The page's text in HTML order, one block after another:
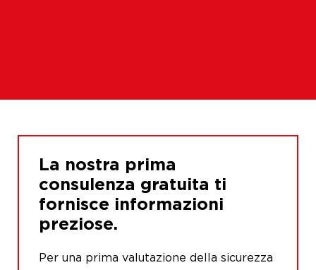
La nostra prima
consulenza gratuita ti
fornisce informazioni
preziose.
Per una prima valutazione della sicurezza